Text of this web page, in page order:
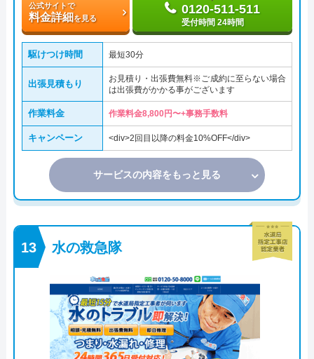
公式サイトで
料金詳細を見る
0120-511-511
受付時間 24時間
駆けつけ時間 最短30分
出張見積もり
お見積り・出張費無料※ご成約に至らない場合
は出張費がかかる事がございます
作業料金 作業料金8,800円〜+事務手数料
キャンペーン <div>2回目以降の料金10%OFF</div>
サービスの内容をもっと見る
水の救急隊